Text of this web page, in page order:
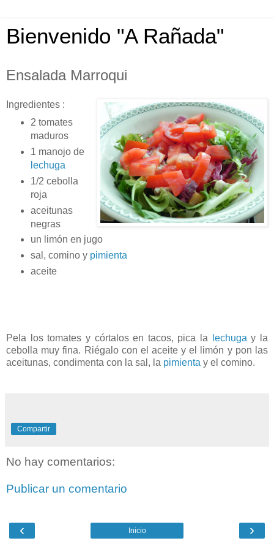
Bienvenido "A Rañada"
Ensalada Marroqui
Ingredientes :
2 tomates
maduros
1 manojo de
lechuga
1/2 cebolla
roja
aceitunas
negras
un limón en jugo
sal, comino y pimienta
aceite
Pela los tomates y córtalos en tacos, pica la lechuga y la
cebolla muy fina. Riégalo con el aceite y el limón y pon las
aceitunas, condimenta con la sal, la pimienta y el comino.
Compartir
No hay comentarios:
Publicar un comentario
‹ ›
Inicio